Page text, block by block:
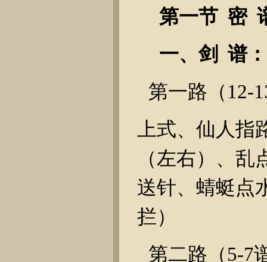
第一节 密
一、剑
谱：
第一路（ 12-
上式、仙人
（左右）、
送针、蜻蜓点
拦）
第二路（5-7